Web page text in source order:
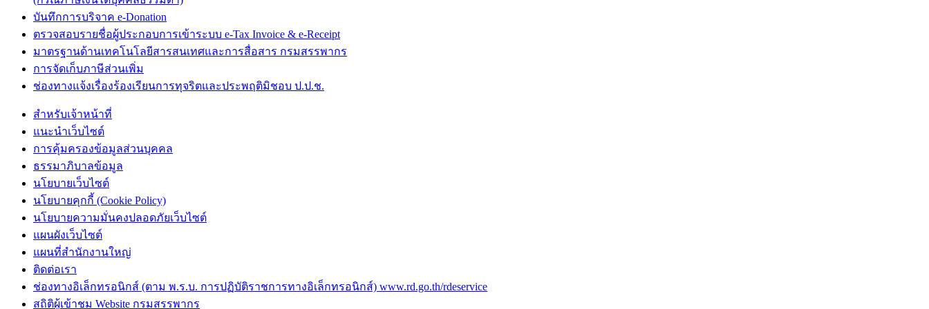
บันทึกการบริจาค e-Donation
ตรวจสอบรายชื่อผู้ประกอบการเข้าระบบ e-Tax Invoice & e-Receipt
มาตรฐานด้านเทคโนโลยีสารสนเทศและการสื่อสาร กรมสรรพากร
การจัดเก็บภาษีส่วนเพิ่ม
ช่องทางแจ้งเรื่องร้องเรียนการทุจริตและประพฤติมิชอบ ป.ป.ช.
สำหรับเจ้าหน้าที่
แนะนำเว็บไซต์
การคุ้มครองข้อมูลส่วนบุคคล
ธรรมาภิบาลข้อมูล
นโยบายเว็บไซต์
นโยบายคุกกี้ (Cookie Policy)
นโยบายความมั่นคงปลอดภัยเว็บไซต์
แผนผังเว็บไซต์
แผนที่สำนักงานใหญ่
ติดต่อเรา
ช่องทางอิเล็กทรอนิกส์ (ตาม พ.ร.บ. การปฏิบัติราชการทางอิเล็กทรอนิกส์) www.rd.go.th/rdeservice
สถิติผู้เข้าชม Website กรมสรรพากร